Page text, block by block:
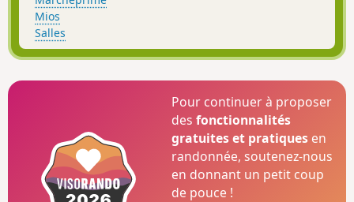
Mios
Salles
Pour continuer à proposer
desfonctionnalités
gratuites et pratiques en
randonnée, soutenez-nous
en donnant un petit coup
de pouce !